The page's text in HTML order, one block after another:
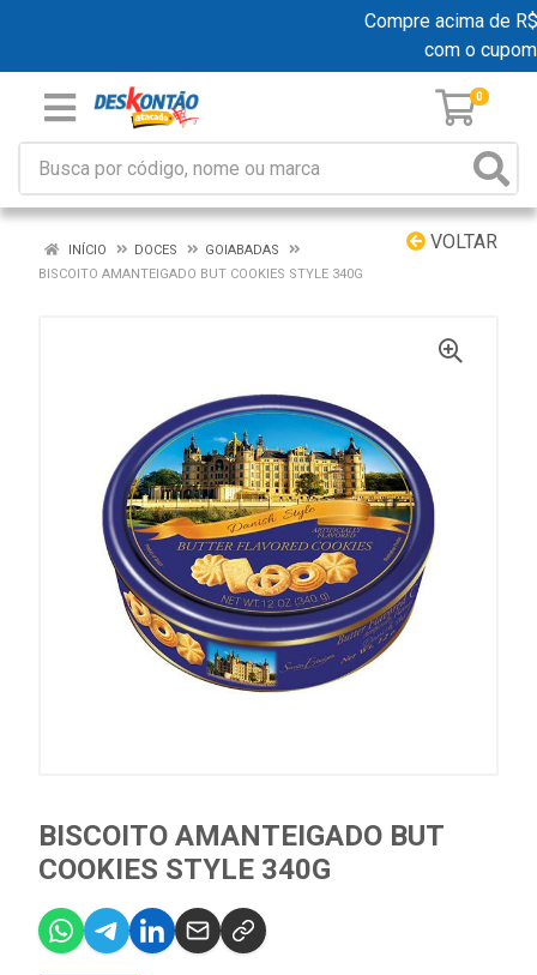
Compre acima de
com o cupom
0
VOLTAR
INÍCIO DOCES
GOIABADAS
BISCOITO AMANTEIGADO BUT COOKIES STYLE 340G
BISCOITO AMANTEIGADO BUT
COOKIES STYLE 340G